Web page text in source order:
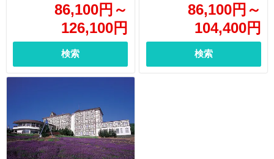
86,100円 ～
126,100円
検索
86,100円 ～
104,400円
検索